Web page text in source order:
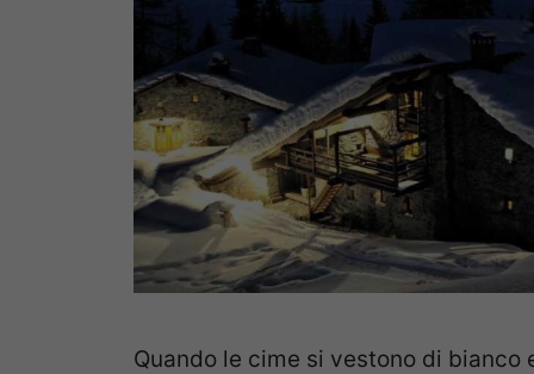
Quando le cime si vestono di bianco